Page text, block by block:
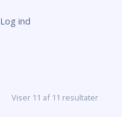
Log ind
Viser 11 af 11 resultater